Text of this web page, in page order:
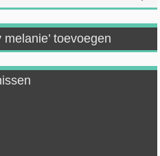
toevoegen